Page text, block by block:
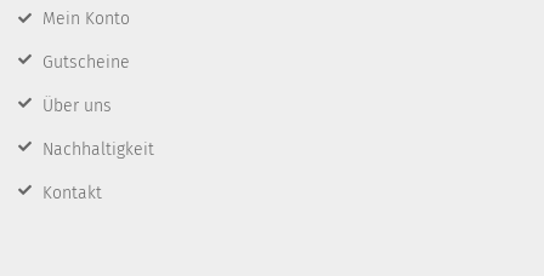
Mein Konto
Gutscheine
Über uns
Nachhaltigkeit
Kontakt